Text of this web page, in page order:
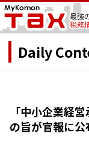
Daily
「中小企業経
の旨が官報に公